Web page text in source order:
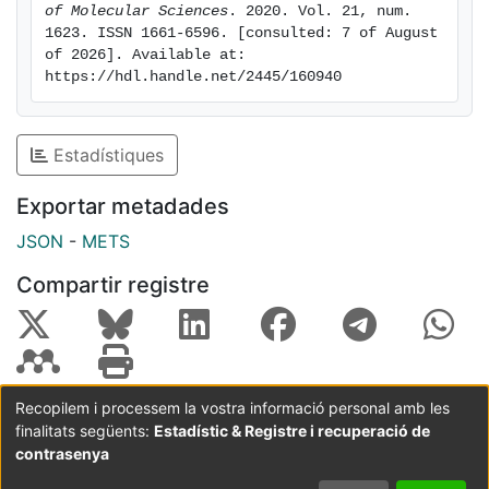
derived FA demonstrated greater potential inducing
fat accumulation.
of Molecular Sciences . 2020. Vol. 21, num.
1623. ISSN 1661-6596. [consulted: 7 of August
of 2026]. Available at:
https://hdl.handle.net/2445/160940
Estadístiques
Exportar metadades
JSON - METS
Compartir registre
Coordinació:CRAI UB Avís legal
Metadades
subjectes a:
Recopilem i processem la vostra informació personal amb les
finalitats següents: Estadístic & Registre i recuperació de
contrasenya